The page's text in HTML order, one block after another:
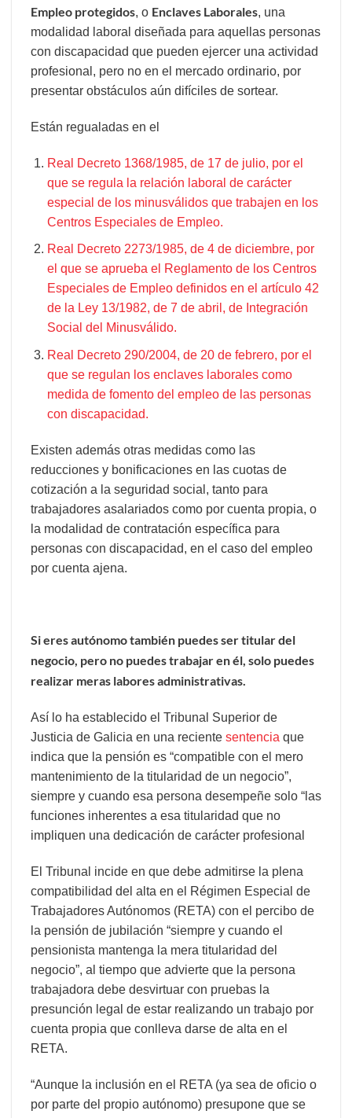
Empleo protegidos, o Enclaves Laborales, una
modalidad laboral diseñada para aquellas personas
con discapacidad que pueden ejercer una actividad
profesional, pero no en el mercado ordinario, por
presentar obstáculos aún difíciles de sortear.
Están regualadas en el
Real Decreto 1368/1985, de 17 de julio, por el
que se regula la relación laboral de carácter
especial de los minusválidos que trabajen en los
Centros Especiales de Empleo.
Real Decreto 2273/1985, de 4 de diciembre, por
el que se aprueba el Reglamento de los Centros
Especiales de Empleo definidos en el artículo 42
de la Ley 13/1982, de 7 de abril, de Integración
Social del Minusválido.
Real Decreto 290/2004, de 20 de febrero, por el
que se regulan los enclaves laborales como
medida de fomento del empleo de las personas
con discapacidad.
Existen además otras medidas como las
reducciones y bonificaciones en las cuotas de
cotización a la seguridad social, tanto para
trabajadores asalariados como por cuenta propia, o
la modalidad de contratación específica para
personas con discapacidad, en el caso del empleo
por cuenta ajena.
Si eres autónomo también puedes ser titular del
negocio, pero no puedes trabajar en él, solo puedes
realizar meras labores administrativas.
Así lo ha establecido el Tribunal Superior de
Justicia de Galicia en una reciente sentencia que
indica que la pensión es “compatible con el mero
mantenimiento de la titularidad de un negocio”,
siempre y cuando esa persona desempeñe solo “las
funciones inherentes a esa titularidad que no
impliquen una dedicación de carácter profesional
El Tribunal incide en que debe admitirse la plena
compatibilidad del alta en el Régimen Especial de
Trabajadores Autónomos (RETA) con el percibo de
la pensión de jubilación “siempre y cuando el
pensionista mantenga la mera titularidad del
negocio”, al tiempo que advierte que la persona
trabajadora debe desvirtuar con pruebas la
presunción legal de estar realizando un trabajo por
cuenta propia que conlleva darse de alta en el
RETA.
“Aunque la inclusión en el RETA (ya sea de oficio o
por parte del propio autónomo) presupone que se